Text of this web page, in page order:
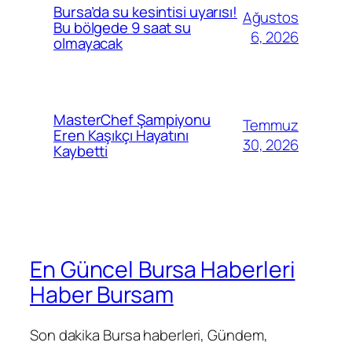
Bursa’da su kesintisi uyarısı!
Bu bölgede 9 saat su
olmayacak
Ağustos
6, 2026
MasterChef Şampiyonu
Eren Kaşıkçı Hayatını
Kaybetti
Temmuz
30, 2026
En Güncel Bursa Haberleri
Haber Bursam
Son dakika Bursa haberleri, Gündem,